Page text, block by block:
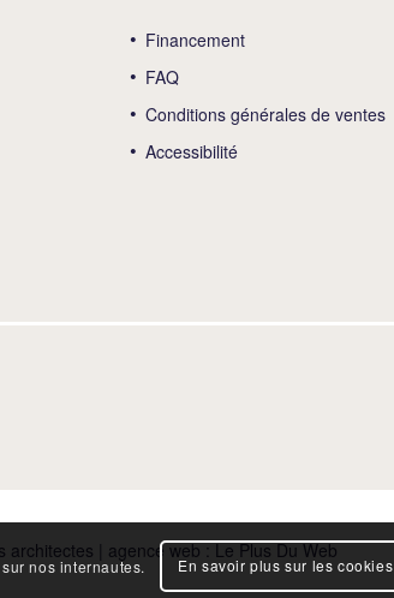
Financement
FAQ
Conditions générales de ventes
Accessibilité
architectes | agence web :Le Plus Du Web
nos internautes. En savoir plus sur les cookies